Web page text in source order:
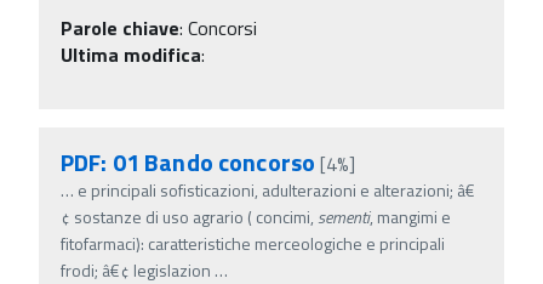
Parole chiave: Concorsi
Ultima modifica:
PDF: 01 Bando concorso [4%]
… e principali sofisticazioni, adulterazioni e alterazioni; â€
¢ sostanze di uso agrario ( concimi, sementi, mangimi e
fitofarmaci): caratteristiche merceologiche e principali
frodi; â€¢ legislazion …